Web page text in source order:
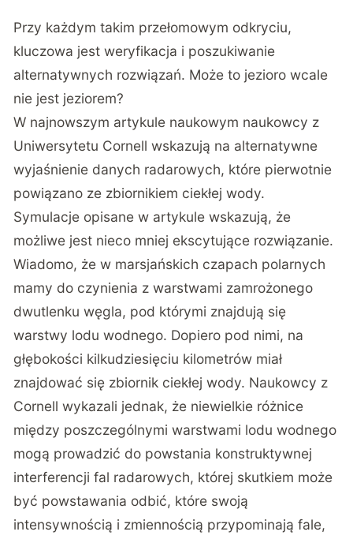
Przy każdym takim przełomowym odkryciu,
kluczowa jest weryfikacja i poszukiwanie
alternatywnych rozwiązań. Może to jezioro wcale
nie jest jeziorem?
W najnowszym artykule naukowym naukowcy z
Uniwersytetu Cornell wskazują na alternatywne
wyjaśnienie danych radarowych, które pierwotnie
powiązano ze zbiornikiem ciekłej wody.
Symulacje opisane w artykule wskazują, że
możliwe jest nieco mniej ekscytujące rozwiązanie.
Wiadomo, że w marsjańskich czapach polarnych
mamy do czynienia z warstwami zamrożonego
dwutlenku węgla, pod którymi znajdują się
warstwy lodu wodnego. Dopiero pod nimi, na
głębokości kilkudziesięciu kilometrów miał
znajdować się zbiornik ciekłej wody. Naukowcy z
Cornell wykazali jednak, że niewielkie różnice
między poszczególnymi warstwami lodu wodnego
mogą prowadzić do powstania konstruktywnej
interferencji fal radarowych, której skutkiem może
być powstawania odbić, które swoją
intensywnością i zmiennością przypominają fale,